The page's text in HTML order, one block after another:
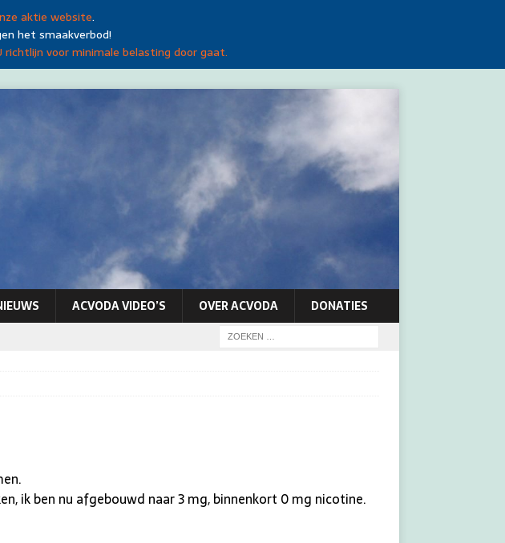
aktie website.
het smaakverbod!
voor minimale belasting door gaat.
ACVODA VIDEO’S OVER ACVODA DONATIES
ik ben nu afgebouwd naar 3 mg, binnenkort 0 mg nicotine.